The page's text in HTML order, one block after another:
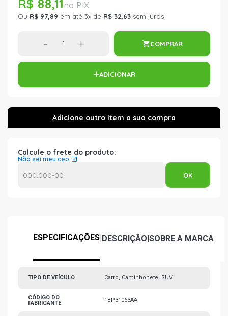
R$ 88,11
Ou R$ 97,89 em até 3x de R$ 32,63 sem juros
- + COMPRAR
ADICIONAR
Calcule o frete do produto:
Não sei meu cep
ESPECIFICAÇÕES|DESCRIÇÃO|SOBRE A MARCA
TIPO DE VEÍCULO Carro, Caminhonete, SUV
CÓDIGO DO
FABRICANTE
1BP31063AA